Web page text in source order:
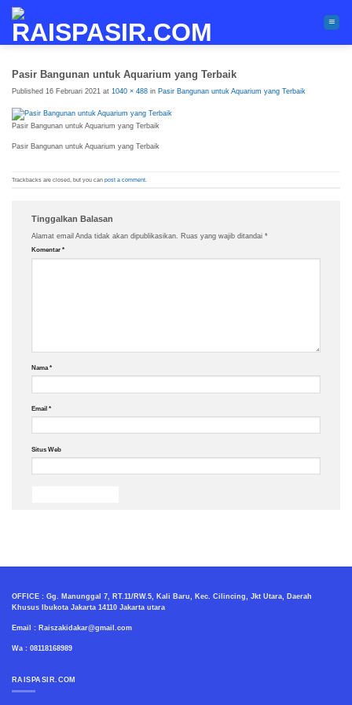
content
Pasir Bangunan untuk Aquarium yang Terbaik
Published 16 Februari 2021 at 1040 × 488 in Pasir Bangunan untuk Aquarium yang Terbaik
Pasir Bangunan untuk Aquarium yang Terbaik
Pasir Bangunan untuk Aquarium yang Terbaik
Trackbacks are closed, but you can post a comment.
Tinggalkan Balasan
Alamat email Anda tidak akan dipublikasikan. Ruas yang wajib ditandai *
Komentar *
Nama*
Email *
Situs Web
OFFICE : Gg. Manunggal 7, RT.11/RW.5, Kali Baru, Kec. Cilincing, Jkt Utara, Daerah
Khusus Ibukota Jakarta 14110 Jakarta utara
Email : Raiszakidakar@gmail.com
Wa : 08118168989
RAISPASIR.COM